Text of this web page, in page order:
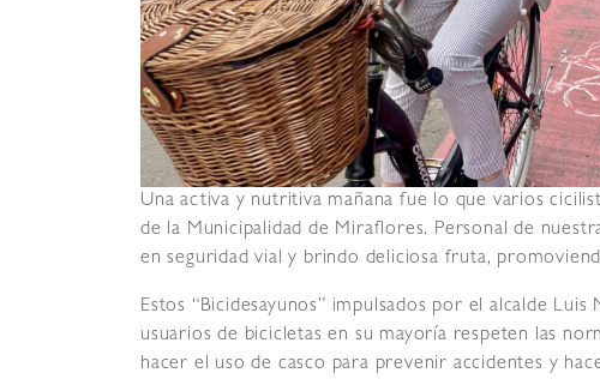
Una activa y nutritiva mañana fue lo que varios
de la Municipalidad de Miraflores. Personal de
en seguridad vial y brindo deliciosa fruta,
Estos “Bicidesayunos” impulsados por el alcalde
usuarios de bicicletas en su mayoría respeten las
hacer el uso de casco para prevenir accidentes y